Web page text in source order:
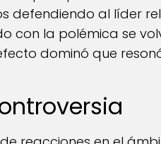
defendiendo al líder
con la polémica se
dominó que